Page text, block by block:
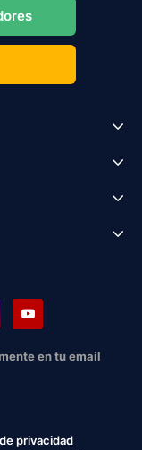
en tu email
privacidad